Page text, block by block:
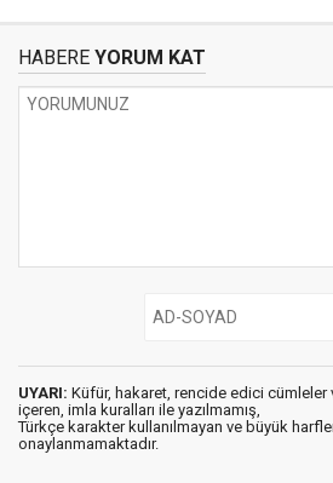
HABERE YORUM KAT
UYARI: Küfür, hakaret, rencide edici cümleler
içeren, imla kuralları ile yazılmamış,
Türkçe karakter kullanılmayan ve büyük
onaylanmamaktadır.